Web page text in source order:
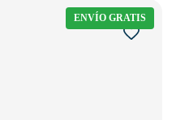
544,50 €ENVÍO GRATIS